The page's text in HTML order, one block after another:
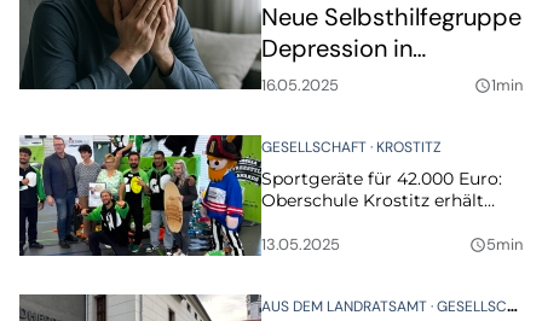
Neue Selbsthilfegruppe
Depression in
Dommitzsch
16.05.2025 query_builder1min
GESELLSCHAFT KROSTITZ
Sportgeräte für 42.000 Euro:
Oberschule Krostitz erhält
13.05.2025 query_builder5min
AUS DEM LANDRATSAMT GESELLSCHAFT